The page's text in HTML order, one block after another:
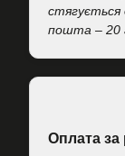
стягується
пошта – 20
Оплата за